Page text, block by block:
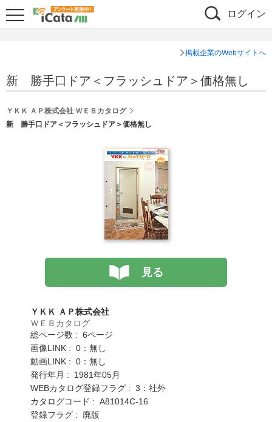
ログイン
掲載企業のWebサイトへ
新 勝手口ドア＜フラッシュドア＞価格無し
ＹＫＫ ＡＰ株式会社 ＷＥＢカタログ
新 勝手口ドア＜フラッシュドア＞価格無し
見る
ＹＫＫ ＡＰ株式会社
ＷＥＢカタログ
総ページ数 : 6ページ
画像LINK : 0：無し
動画LINK : 0：無し
発行年月 : 1981年05月
WEBカタログ登録フラグ : 3：社外
カタログコード : A81014C-16
登録フラグ : 廃版